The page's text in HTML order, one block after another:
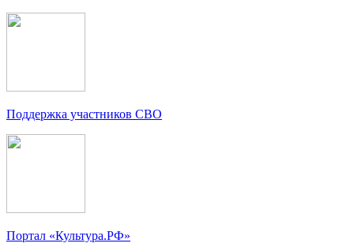
Поддержка участников СВО
Портал «Культура.РФ»